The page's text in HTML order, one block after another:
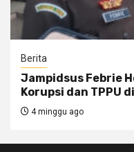
Berita
Jampidsus Febrie
Korupsi dan TPPU
4 minggu ago